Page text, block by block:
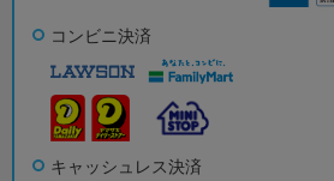
コンビニ決済
キャッシュレス決済